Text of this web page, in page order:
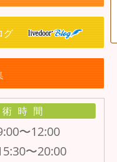
グ
時間
〜12:00
〜20:00